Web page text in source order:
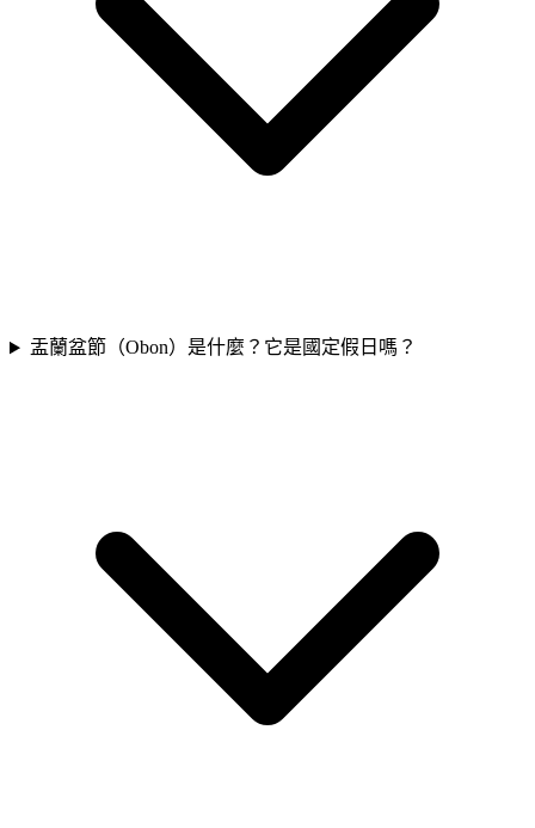
盂蘭盆節（Obon）是什麼？它是國定假日嗎？